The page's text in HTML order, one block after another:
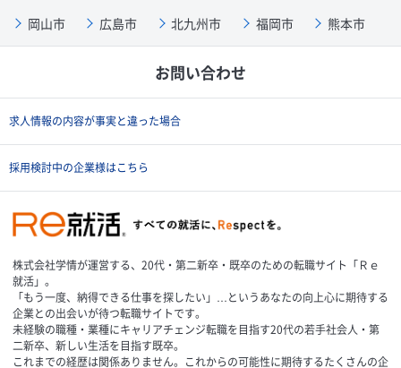
岡山市
広島市 北九州市 福岡市 熊本市
お問い合わせ
求人情報の内容が事実と違った場合
採用検討中の企業様はこちら
株式会社学情が運営する、20代・第二新卒・既卒のための転職サイト「Ｒｅ
就活」。
「もう一度、納得できる仕事を探したい」…というあなたの向上心に期待する
企業との出会いが待つ転職サイトです。
未経験の職種・業種にキャリアチェンジ転職を目指す20代の若手社会人・第
二新卒、新しい生活を目指す既卒。
これまでの経歴は関係ありません。これからの可能性に期待するたくさんの企